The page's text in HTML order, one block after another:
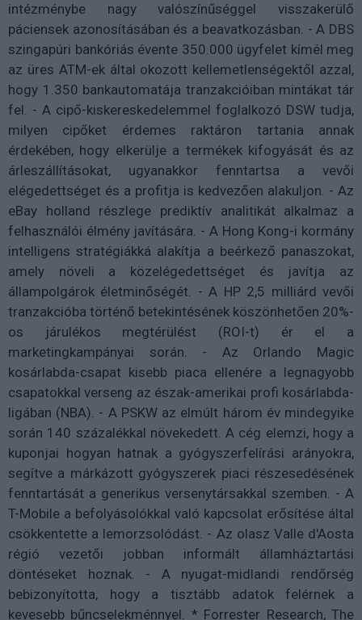
intézménybe nagy valószínűséggel visszakerülő
páciensek azonosításában és a beavatkozásban. - A DBS
szingapúri bankóriás évente 350.000 ügyfelet kímél meg
az üres ATM-ek által okozott kellemetlenségektől azzal,
hogy 1.350 bankautomatája tranzakcióiban mintákat tár
fel. - A cipő-kiskereskedelemmel foglalkozó DSW tudja,
milyen cipőket érdemes raktáron tartania annak
érdekében, hogy elkerülje a termékek kifogyását és az
árleszállításokat, ugyanakkor fenntartsa a vevői
elégedettséget és a profitja is kedvezően alakuljon. - Az
eBay holland részlege prediktív analitikát alkalmaz a
felhasználói élmény javítására. - A Hong Kong-i kormány
intelligens stratégiákká alakítja a beérkező panaszokat,
amely növeli a közelégedettséget és javítja az
állampolgárok életminőségét. - A HP 2,5 milliárd vevői
tranzakcióba történő betekintésének köszönhetően 20%-
os járulékos megtérülést (ROI-t) ér el a
marketingkampányai során. - Az Orlando Magic
kosárlabda-csapat kisebb piaca ellenére a legnagyobb
csapatokkal verseng az észak-amerikai profi kosárlabda-
ligában (NBA). - A PSKW az elmúlt három év mindegyike
során 140 százalékkal növekedett. A cég elemzi, hogy a
kuponjai hogyan hatnak a gyógyszerfelírási arányokra,
segítve a márkázott gyógyszerek piaci részesedésének
fenntartását a generikus versenytársakkal szemben. - A
T-Mobile a befolyásolókkal való kapcsolat erősítése által
csökkentette a lemorzsolódást. - Az olasz Valle d'Aosta
régió vezetői jobban informált államháztartási
döntéseket hoznak. - A nyugat-midlandi rendőrség
bebizonyította, hogy a tisztább adatok felérnek a
kevesebb bűncselekménnyel. * Forrester Research, The